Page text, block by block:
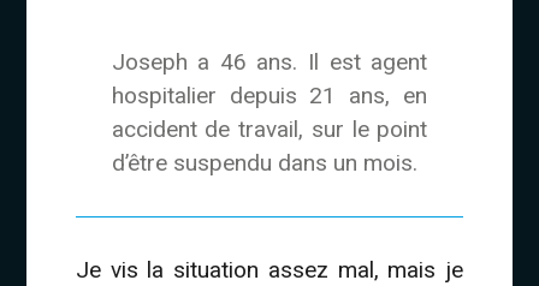
Joseph a 46 ans. Il est agent
hospitalier depuis 21 ans, en
accident de travail, sur le point
d’être suspendu dans un mois.
Je vis la situation assez mal, mais je